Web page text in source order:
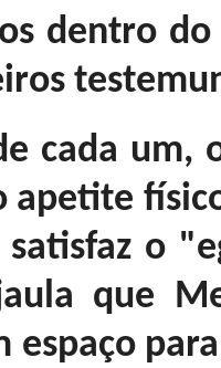
dentro
cada um,
apetite
o
que
espaço